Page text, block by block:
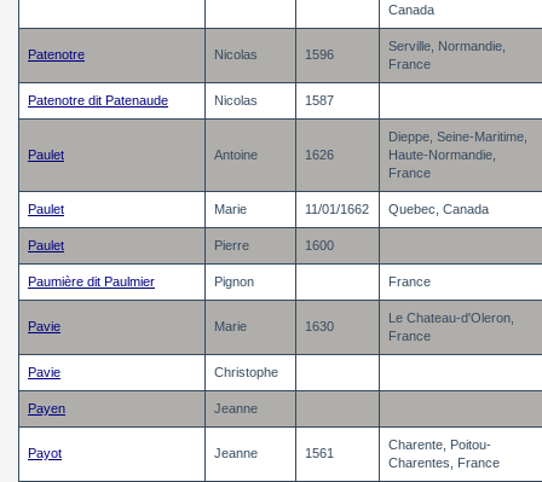
Canada
Patenotre Nicolas 1596
Serville, Normandie,
France
Patenotre dit Patenaude Nicolas 1587
Paulet Antoine 1626
Dieppe, Seine-Maritime,
Haute-Normandie,
France
Paulet Marie 11/01/1662 Quebec, Canada
Paulet Pierre 1600
Paumière dit Paulmier Pignon France
Pavie Marie 1630
Le Chateau-d'Oleron,
France
Pavie Christophe
Payen Jeanne
Payot Jeanne 1561
Charente, Poitou-
Charentes, France